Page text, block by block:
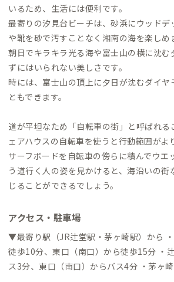
いるため、生活には便利です。
最寄りの汐見台ビーチは、砂浜にウッドデ
や靴を砂で汚すことなく湘南の海を楽しめ
朝日でキラキラ光る海や富士山の横に沈む
ずにはいられない美しさです。
時には、富士山の頂上に夕日が沈むダイヤ
ともできます。
道が平坦なため「自転車の街」と呼ばれる
ェアハウスの自転車を使うと行動範囲がよ
サーフボードを自転車の傍らに積んでウエ
う道行く人の姿を見かけると、海沿いの街
じることができるでしょう。
アクセス・駐車場
▼最寄り駅（JR辻堂駅・茅ヶ崎駅）から
徒歩10分、東口（南口）から徒歩15分 ・
ス3分、東口（南口）からバス4分 ・茅ヶ